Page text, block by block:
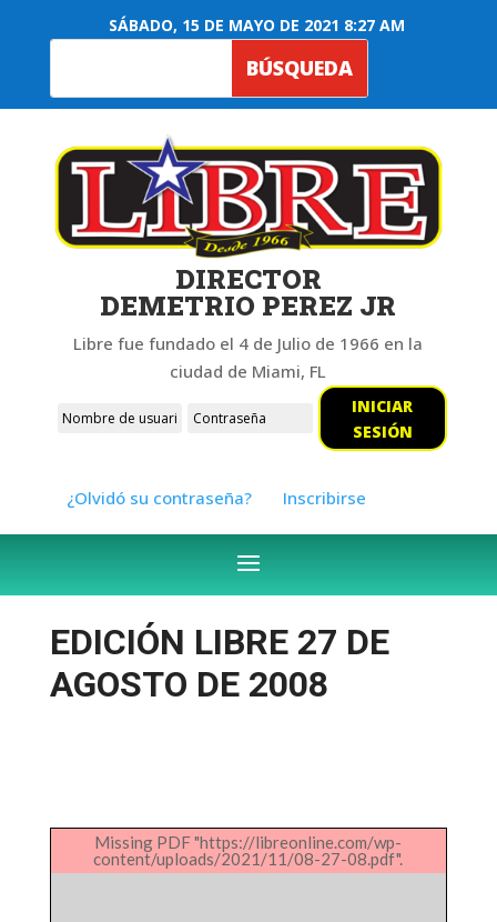
SÁBADO, 15 DE MAYO DE 2021 8:27 AM
DIRECTOR
DEMETRIO PEREZ JR
Libre fue fundado el 4 de Julio de 1966 en la
ciudad de Miami, FL
INICIAR
SESIÓN
¿Olvidó su contraseña? Inscribirse
EDICIÓN LIBRE 27 DE
AGOSTO DE 2008
Missing PDF "https://libreonline.com/wp-
content/uploads/2021/11/08-27-08.pdf".